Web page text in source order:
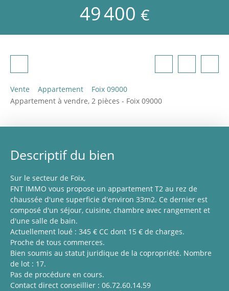
49 400 €
Vente Appartement
Foix 09000
Appartement à vendre, 2 pièces - Foix 09000
Descriptif du bien
Sur le secteur de Foix,
FNT IMMO vous propose un appartement T2 au rez de
chaussée d'une superficie d'environ 33m2. Ce dernier est
composé d'un séjour, cuisine, chambre avec rangement et
d'une salle de bain.
Actuellement loué : 345 € CC dont 15 € de charges.
Proche de tous commerces.
Bien soumis au statut juridique de la copropriété. Nombre
de lot : 17.
Pas de procédure en cours.
Contact direct conseillier : 06.72.60.14.59